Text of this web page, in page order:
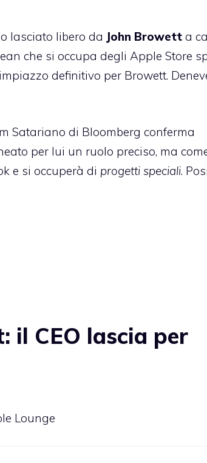
lasciato libero da John Browett a
che si occupa degli Apple Store
definitivo per Browett.
Satariano di Bloomberg conferma
per lui un ruolo preciso, ma
e si occuperà di progetti speciali.
il CEO lascia per
Lounge